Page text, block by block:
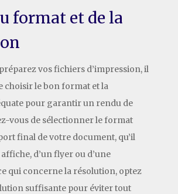
format et de la
vos fichiers d’impression, il
choisir le bon format et la
pour garantir un rendu de
vous de sélectionner le format
final de votre document, qu’il
affiche, d’un flyer ou d’une
qui concerne la résolution, optez
suffisante pour éviter tout